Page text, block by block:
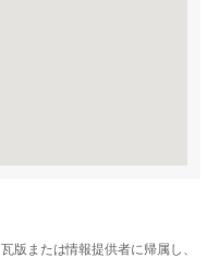
版または情報提供者に帰属し、